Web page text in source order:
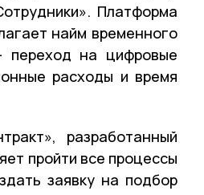
Платформа
найм временного
переход на цифровые
расходы и время
разработанный
пройти все процессы
заявку на подбор